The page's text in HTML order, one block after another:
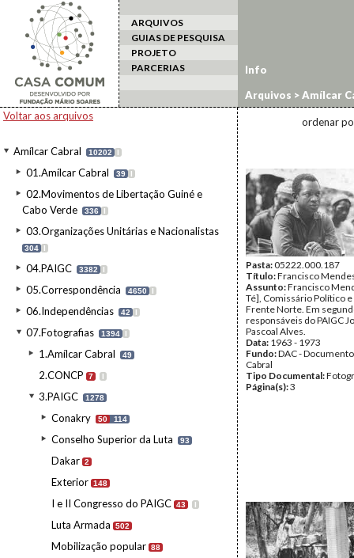
ARQUIVOS
GUIAS DE PESQUISA
PROJETO
PARCERIAS
Voltar aos arquivos
Amílcar Cabral 10202 I
01.Amílcar Cabral 39 I
02.Movimentos de Libertação Guiné e
Cabo Verde
336 I
03.Organizações Unitárias e Nacionalistas
304 I
04.PAIGC 3382 I
05.Correspondência 4650 I
06.Independências 42 I
07.Fotografias 1394 I
1.Amílcar Cabral 49
2.CONCP 7 I
3.PAIGC 1278
Conakry 50 114
Conselho Superior da Luta 93
Dakar 2
Exterior 148
I e II Congresso do PAIGC 43 I
Luta Armada 502
Mobilização popular 88
Info
Arquivos >Amílcar
Popular
ordenar
Pasta:05222.000.187
Título:Francisco
Assunto:Francisco
Té], Comissário Político
Frente Norte. Em
responsáveis do PAIGC
Pascoal Alves.
Data: 1963 - 1973
Fundo:DAC -
Cabral
Tipo Documental:
Página(s):3